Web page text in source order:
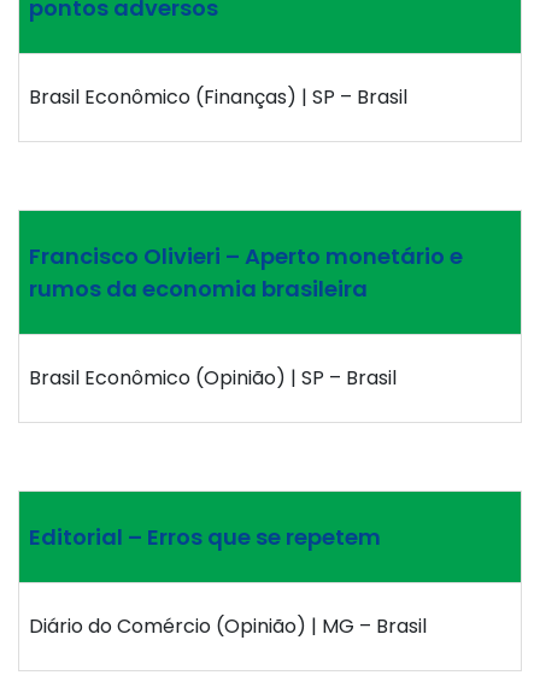
pontos adversos
Brasil Econômico (Finanças) | SP – Brasil
Francisco Olivieri – Aperto monetário e
rumos da economia brasileira
Brasil Econômico (Opinião) | SP – Brasil
Editorial – Erros que se repetem
Diário do Comércio (Opinião) | MG – Brasil